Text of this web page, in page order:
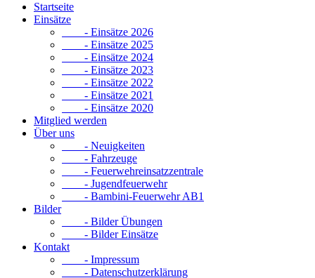
Startseite
Einsätze
- Einsätze 2026
- Einsätze 2025
- Einsätze 2024
- Einsätze 2023
- Einsätze 2022
- Einsätze 2021
- Einsätze 2020
Mitglied werden
Über uns
- Neuigkeiten
- Fahrzeuge
- Feuerwehreinsatzzentrale
- Jugendfeuerwehr
- Bambini-Feuerwehr AB1
Bilder
- Bilder Übungen
- Bilder Einsätze
Kontakt
- Impressum
- Datenschutzerklärung